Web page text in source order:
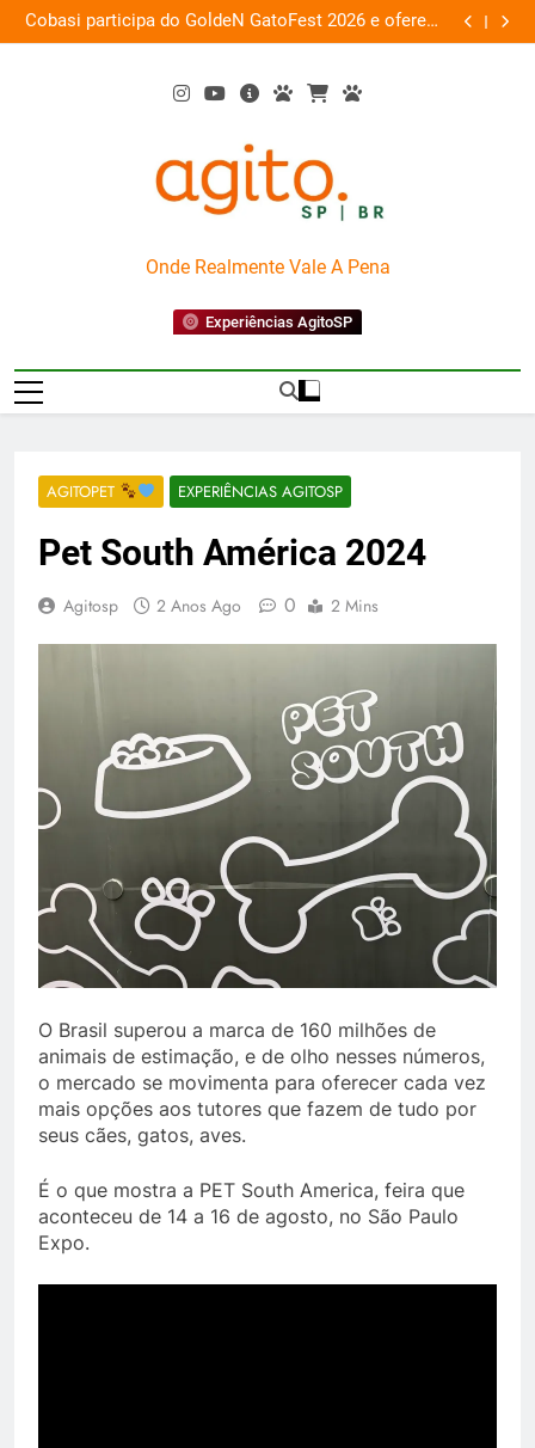
Skip
to
Cobasi participa do GoldeN GatoFest 2026 e oferece
descontos de até 50%
AgitoSP
Onde Realmente Vale A Pena
Experiências AgitoSP
AGITOPET EXPERIÊNCIAS AGITOSP
Pet South América 2024
Agitosp 2 Anos Ago 0 2 Mins
O Brasil superou a marca de 160 milhões de
animais de estimação, e de olho nesses números,
o mercado se movimenta para oferecer cada vez
mais opções aos tutores que fazem de tudo por
seus cães, gatos, aves.
É o que mostra a PET South America, feira que
aconteceu de 14 a 16 de agosto, no São Paulo
Expo.